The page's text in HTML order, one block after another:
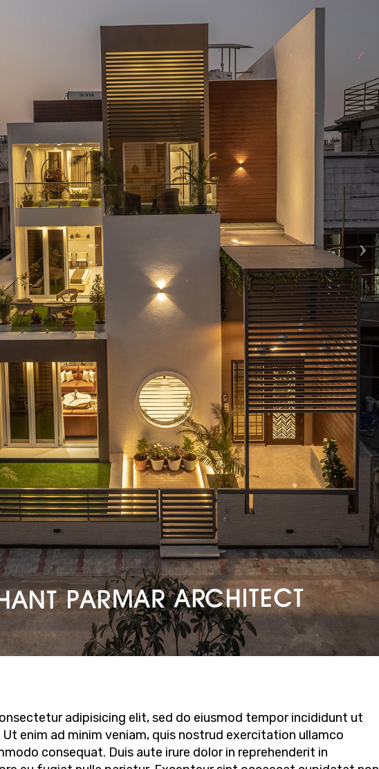
adipisicing elit, sed do eiusmod tempor incididunt ut
enim ad minim veniam, quis nostrud exercitation ullamco
consequat. Duis aute irure dolor in reprehenderit in